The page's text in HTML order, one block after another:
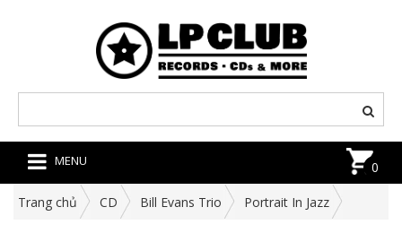
MENU 0
Trang chủ CD Bill Evans Trio Portrait In Jazz